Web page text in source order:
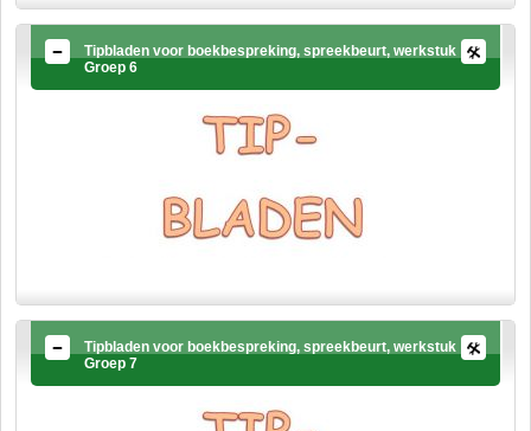
Tipbladen voor boekbespreking, spreekbeurt, werkstuk
Groep 6
Tipbladen voor boekbespreking, spreekbeurt, werkstuk
Groep 7